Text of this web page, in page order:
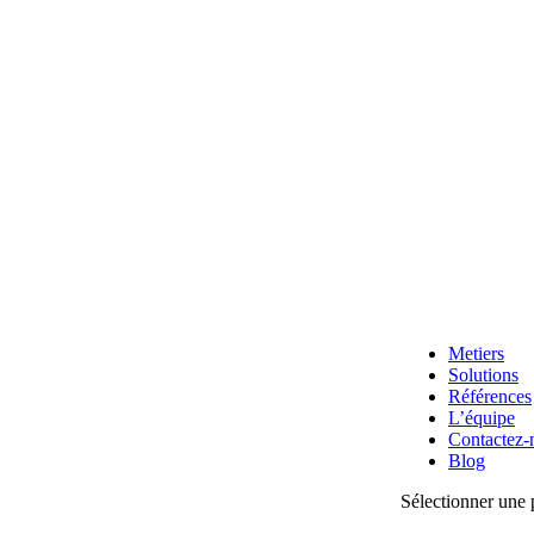
Metiers
Solutions
Références
L’équipe
Contactez-
Blog
Sélectionner une